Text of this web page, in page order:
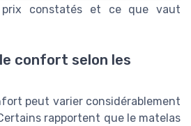
constatés et ce que vaut
confort selon les
peut varier considérablement
rapportent que le matelas